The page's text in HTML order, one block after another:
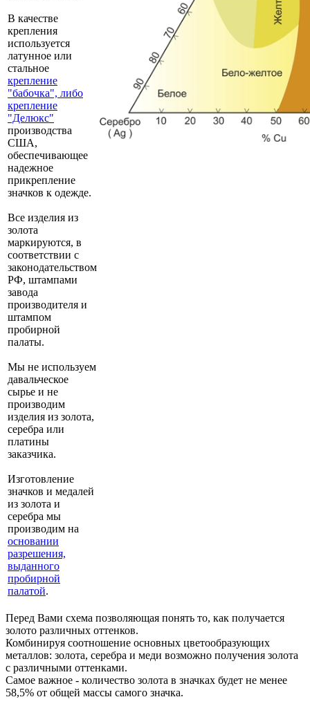
В качестве
крепления
используется
латунное или
стальное
крепление
"бабочка", либо
крепление
"Делюкс"
производства
США,
обеспечивающее
надежное
прикрепление
значков к одежде.
Все изделия из
золота
маркируются, в
соответствии с
законодательством
РФ, штампами
завода
производителя и
штампом
пробирной
палаты.
Мы не используем
давальческое
сырье и не
производим
изделия из золота,
серебра или
платины
заказчика.
Изготовление
значков и медалей
из золота и
серебра мы
производим на
основании
разрешения,
выданного
пробирной
палатой.
Перед Вами схема позволяющая понять то, как получается
золото различных оттенков.
Комбинируя соотношение основных цветообразующих
металлов: золота, серебра и меди возможно получения золота
с различными оттенками.
Самое важное - количество золота в значках будет не менее
58,5% от общей массы самого значка.